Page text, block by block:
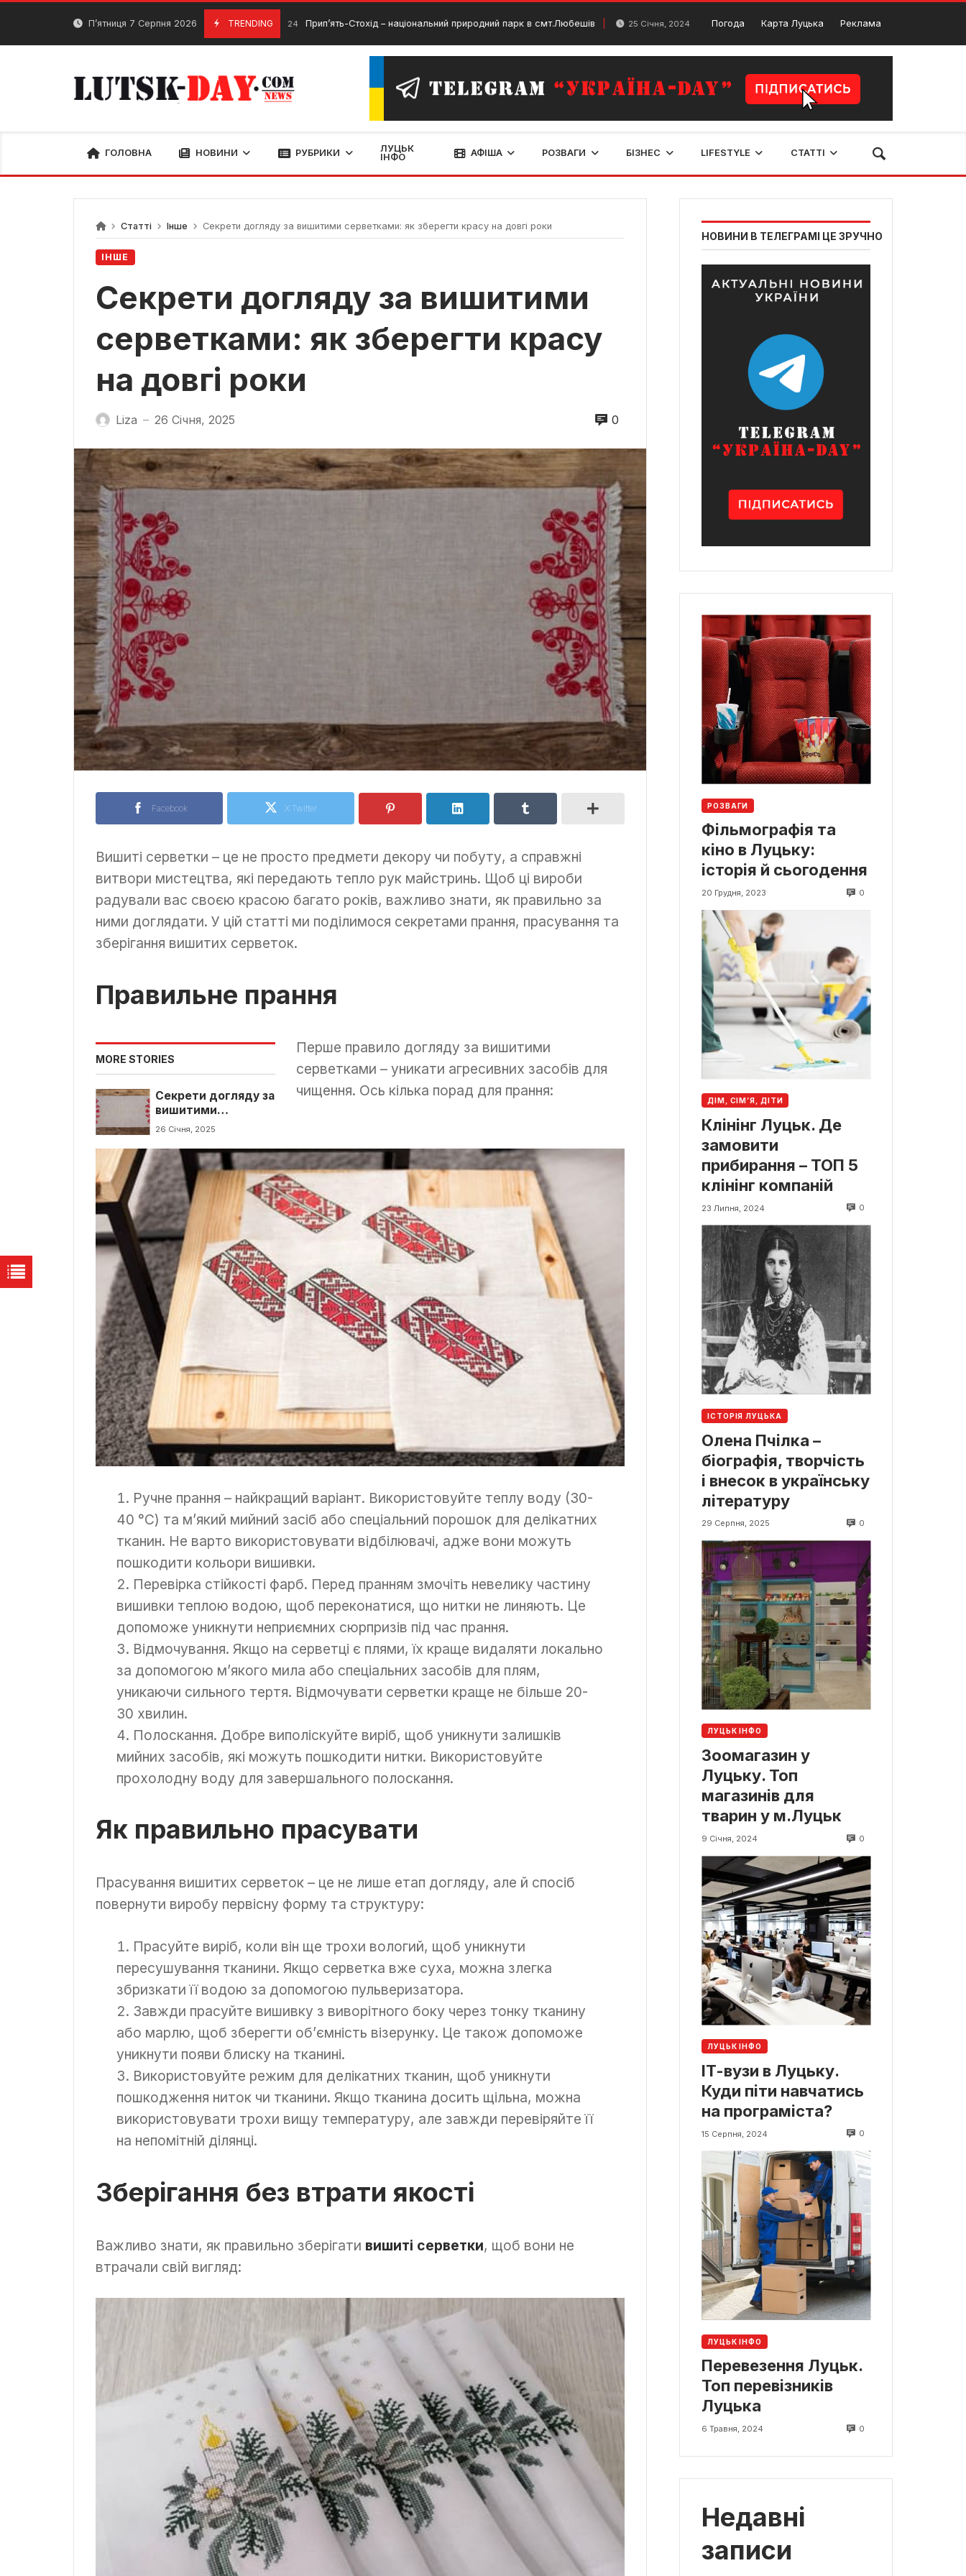
Skip
П’ятниця 7 Серпня 2026 TRENDING
18 Червня, 2024 Прип’ять-Стохід – національний природний парк в смт.Любешів 25 Січня, 2024 Луцький виробник дитячих майданчиків – лідер в Україні
Погода Карта Луцька Реклама
ГОЛОВНА НОВИНИ РУБРИКИ
ЛУЦЬК
ІНФО
АФІША РОЗВАГИ БІЗНЕС LIFESTYLE СТАТТІ
Статті Інше Секрети догляду за вишитими серветками: як зберегти красу на довгі роки
ІНШЕ
Секрети догляду за вишитими
серветками: як зберегти красу
на довгі роки
Liza — 26 Січня, 2025 0
Facebook X Twitter
Вишиті серветки – це не просто предмети декору чи побуту, а справжні
витвори мистецтва, які передають тепло рук майстринь. Щоб ці вироби
радували вас своєю красою багато років, важливо знати, як правильно за
ними доглядати. У цій статті ми поділимося секретами прання, прасування та
зберігання вишитих серветок.
Правильне прання
MORE STORIES
Секрети догляду за
вишитими
серветками: як
довгі роки
26 Січня, 2025
Перше правило догляду за вишитими
серветками – уникати агресивних засобів для
чищення. Ось кілька порад для прання:
Ручне прання – найкращий варіант. Використовуйте теплу воду (30-
40 °C) та м’який мийний засіб або спеціальний порошок для делікатних
тканин. Не варто використовувати відбілювачі, адже вони можуть
пошкодити кольори вишивки.
Перевірка стійкості фарб. Перед пранням змочіть невелику частину
вишивки теплою водою, щоб переконатися, що нитки не линяють. Це
допоможе уникнути неприємних сюрпризів під час прання.
Відмочування. Якщо на серветці є плями, їх краще видаляти локально
за допомогою м’якого мила або спеціальних засобів для плям,
уникаючи сильного тертя. Відмочувати серветки краще не більше 20-
30 хвилин.
Полоскання. Добре виполіскуйте виріб, щоб уникнути залишків
мийних засобів, які можуть пошкодити нитки. Використовуйте
прохолодну воду для завершального полоскання.
Як правильно прасувати
Прасування вишитих серветок – це не лише етап догляду, але й спосіб
повернути виробу первісну форму та структуру:
Прасуйте виріб, коли він ще трохи вологий, щоб уникнути
пересушування тканини. Якщо серветка вже суха, можна злегка
збризкати її водою за допомогою пульверизатора.
Завжди прасуйте вишивку з виворітного боку через тонку тканину
або марлю, щоб зберегти об’ємність візерунку. Це також допоможе
уникнути появи блиску на тканині.
Використовуйте режим для делікатних тканин, щоб уникнути
пошкодження ниток чи тканини. Якщо тканина досить щільна, можна
використовувати трохи вищу температуру, але завжди перевіряйте її
на непомітній ділянці.
Зберігання без втрати якості
Важливо знати, як правильно зберігати вишиті серветки, щоб вони не
втрачали свій вигляд:
НОВИНИ В ТЕЛЕГРАМІ ЦЕ ЗРУЧНО
РОЗВАГИ
Фільмографія та
кіно в Луцьку:
історія й сьогодення
20 Грудня, 2023 0
ДІМ, СІМ’Я, ДІТИ
Клінінг Луцьк. Де
замовити
прибирання – ТОП 5
клінінг компаній
23 Липня, 2024 0
ІСТОРІЯ ЛУЦЬКА
Олена Пчілка –
біографія, творчість
і внесок в українську
літературу
29 Серпня, 2025 0
ЛУЦЬК ІНФО
Зоомагазин у
Луцьку. Топ
магазинів для
тварин у м.Луцьк
9 Січня, 2024 0
ЛУЦЬК ІНФО
ІТ-вузи в Луцьку.
Куди піти навчатись
на програміста?
15 Серпня, 2024 0
ЛУЦЬК ІНФО
Перевезення Луцьк.
Топ перевізників
Луцька
6 Травня, 2024 0
Недавні
записи